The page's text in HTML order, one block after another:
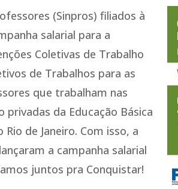
(Sinpros) filiados à
salarial para a
Coletivas de Trabalho
de Trabalhos para as
que trabalham nas
privadas da Educação Básica
de Janeiro. Com isso, a
a campanha salarial
juntos pra Conquistar!